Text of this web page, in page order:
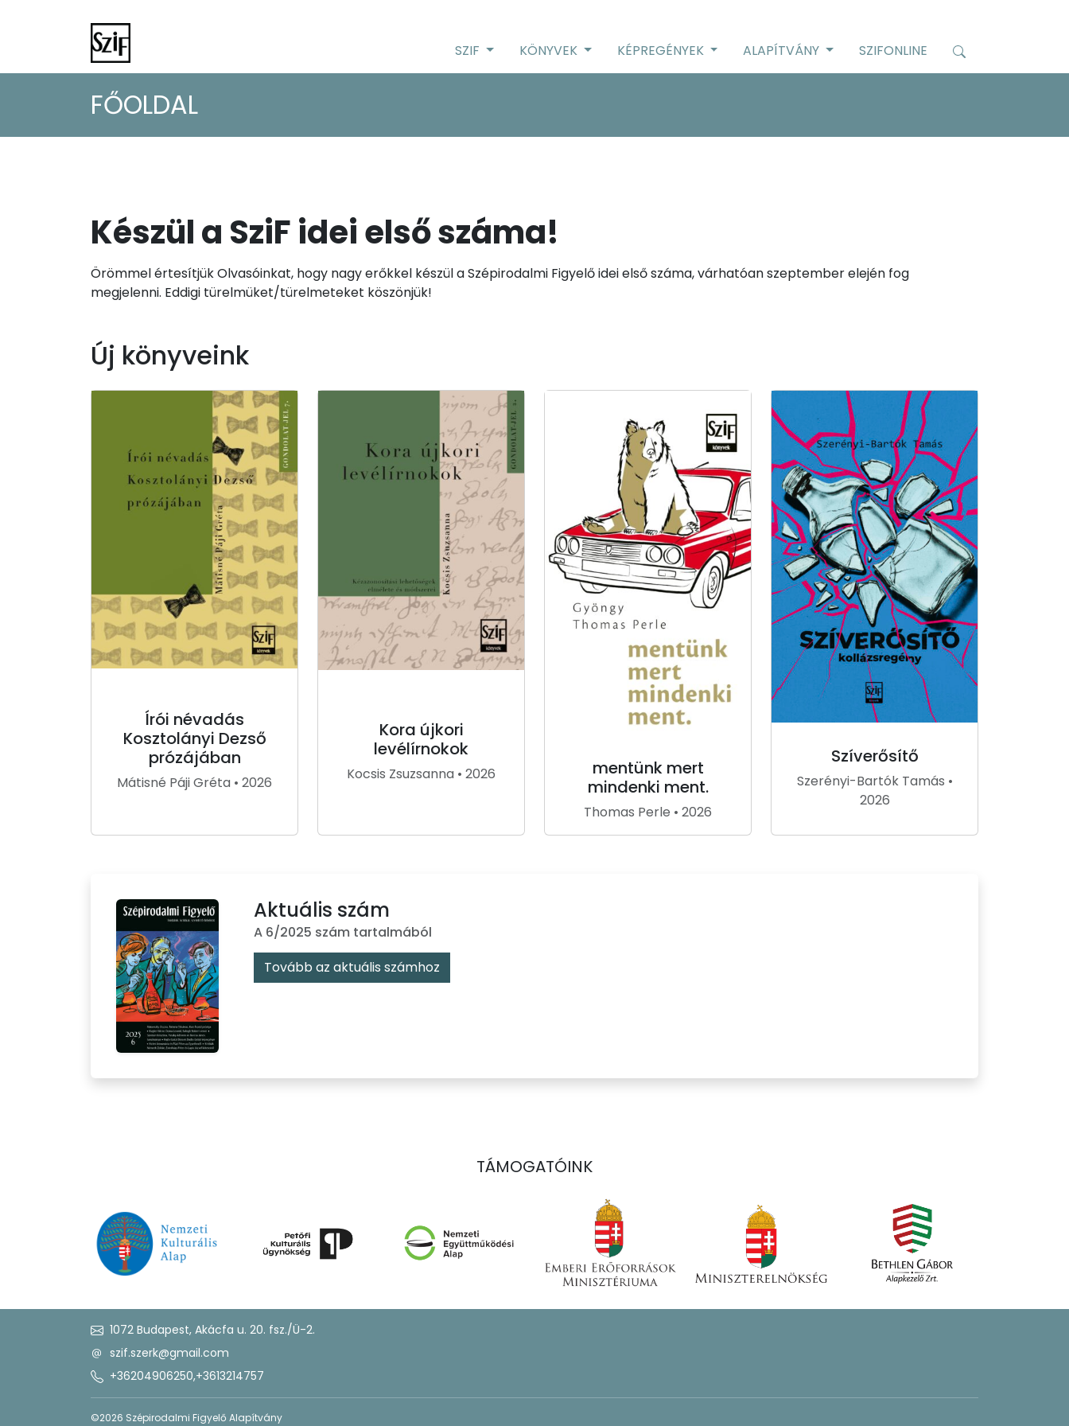
SZIF KÖNYVEK KÉPREGÉNYEK ALAPÍTVÁNY SZIFONLINE
FŐOLDAL
Készül a SziF idei első száma!
Örömmel értesítjük Olvasóinkat, hogy nagy erőkkel készül a Szépirodalmi Figyelő idei első száma, várhatóan szeptember elején fog
megjelenni. Eddigi türelmüket/türelmeteket köszönjük!
Új könyveink
Írói névadás
Kosztolányi Dezső
prózájában
Mátisné Páji Gréta • 2026
Kora újkori
levélírnokok
Kocsis Zsuzsanna • 2026
mentünk mert
mindenki ment.
Thomas Perle • 2026
Szíverősítő
Szerényi-Bartók Tamás •
2026
Aktuális szám
A 6/2025 szám tartalmából
Tovább az aktuális számhoz
TÁMOGATÓINK
1072 Budapest, Akácfa u. 20. fsz./Ü-2.
szif.szerk@gmail.com
+36204906250,+3613214757
©2026 Szépirodalmi Figyelő Alapítvány